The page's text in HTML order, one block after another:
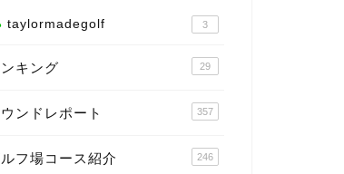
taylormadegolf 3
キング 29
ンドレポート 357
フ場コース紹介 246